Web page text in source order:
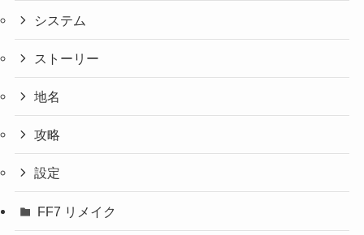
システム
ストーリー
地名
攻略
設定
FF7 リメイク